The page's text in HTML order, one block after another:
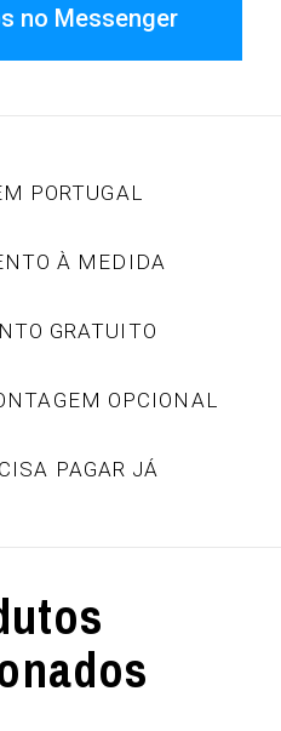
no Messenger
PORTUGAL
À MEDIDA
GRATUITO
OPCIONAL
PAGAR JÁ